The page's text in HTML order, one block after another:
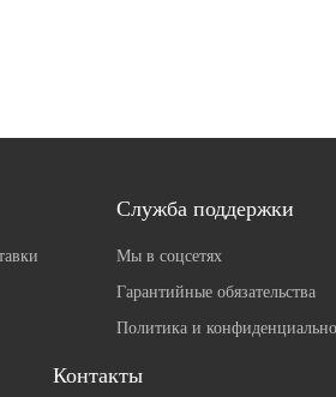
Служба поддержки
Мы в соцсетях
Гарантийные обязательства
Политика и
Контакты